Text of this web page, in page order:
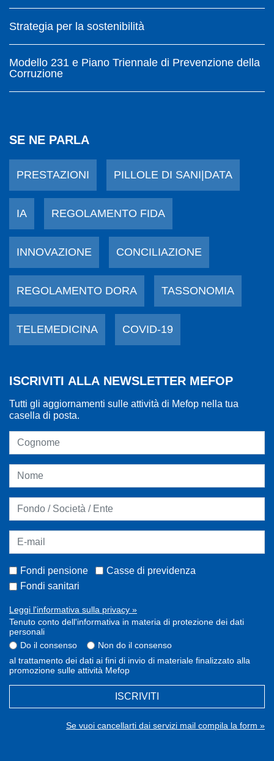
Strategia per la sostenibilità
Modello 231 e Piano Triennale di Prevenzione della
Corruzione
SE NE PARLA
PRESTAZIONI PILLOLE DI SANI|DATA
IA REGOLAMENTO FIDA
INNOVAZIONE CONCILIAZIONE
REGOLAMENTO DORA TASSONOMIA
TELEMEDICINA COVID-19
ISCRIVITI ALLA NEWSLETTER MEFOP
Tutti gli aggiornamenti sulle attività di Mefop nella tua
casella di posta.
Fondi pensione
Casse di previdenza
Fondi sanitari
Leggi l'informativa sulla privacy »
Tenuto conto dell'informativa in materia di protezione dei dati
personali
Do il consenso
Non do il consenso
al trattamento dei dati ai fini di invio di materiale finalizzato alla
promozione sulle attività Mefop
ISCRIVITI
Se vuoi cancellarti dai servizi mail compila la form »